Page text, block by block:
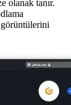
bulutta,